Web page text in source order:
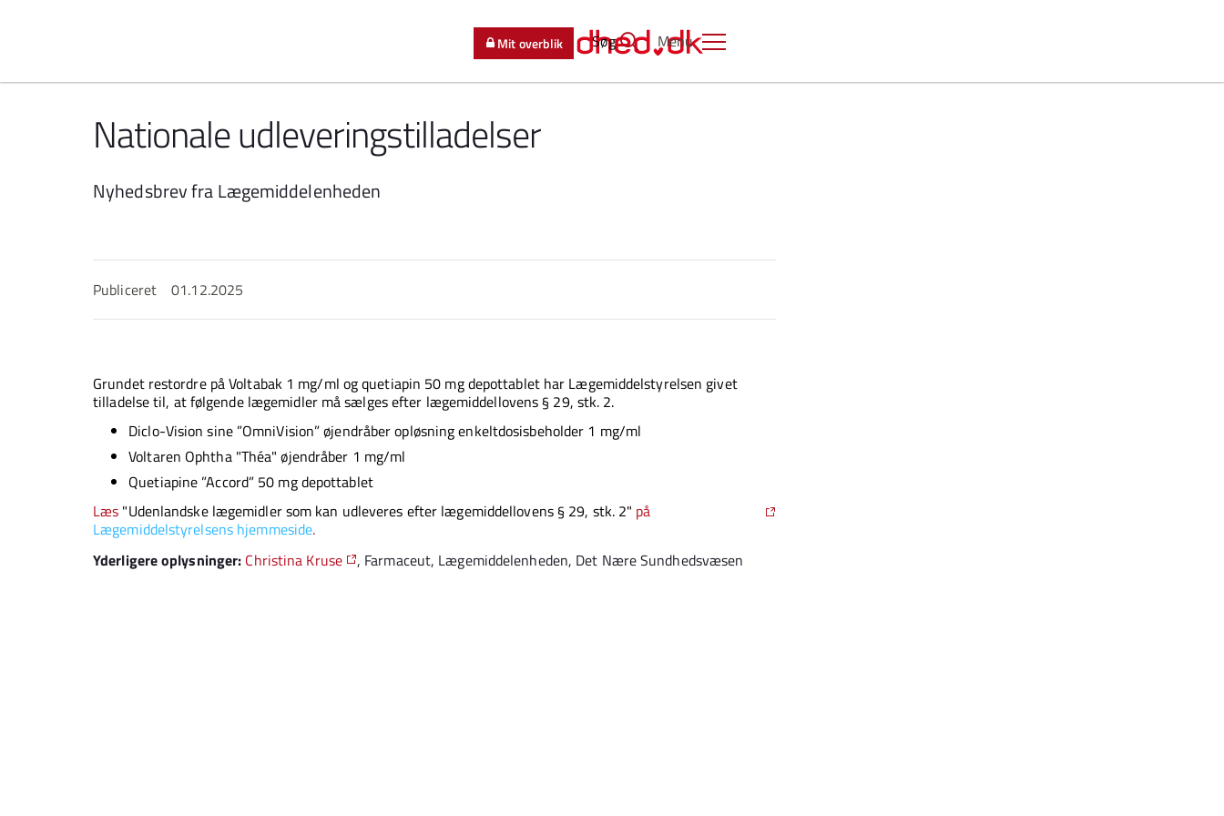
Menu
Søg
Mit overblik
Nationale udleveringstilladelser
Nyhedsbrev fra Lægemiddelenheden
Publiceret 01.12.2025
Grundet restordre på Voltabak 1 mg/ml og quetiapin 50 mg depottablet har Lægemiddelstyrelsen givet
tilladelse til, at følgende lægemidler må sælges efter lægemiddellovens § 29, stk. 2.
Diclo-Vision sine ”OmniVision” øjendråber opløsning enkeltdosisbeholder 1 mg/ml
Voltaren Ophtha "Théa" øjendråber 1 mg/ml
Quetiapine ”Accord” 50 mg depottablet
Læs "Udenlandske lægemidler som kan udleveres efter lægemiddellovens § 29, stk. 2" på
Lægemiddelstyrelsens hjemmeside.
Yderligere oplysninger: Christina Kruse , Farmaceut, Lægemiddelenheden, Det Nære Sundhedsvæsen